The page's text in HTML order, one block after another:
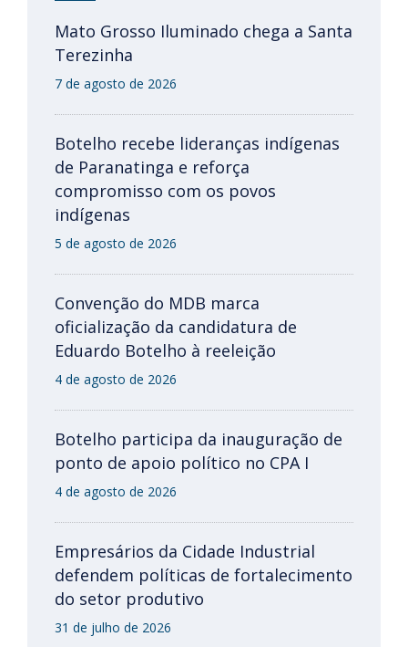
Mato Grosso Iluminado chega a Santa
Terezinha
7 de agosto de 2026
Botelho recebe lideranças indígenas
de Paranatinga e reforça
compromisso com os povos
indígenas
5 de agosto de 2026
Convenção do MDB marca
oficialização da candidatura de
Eduardo Botelho à reeleição
4 de agosto de 2026
Botelho participa da inauguração de
ponto de apoio político no CPA I
4 de agosto de 2026
Empresários da Cidade Industrial
defendem políticas de fortalecimento
do setor produtivo
31 de julho de 2026